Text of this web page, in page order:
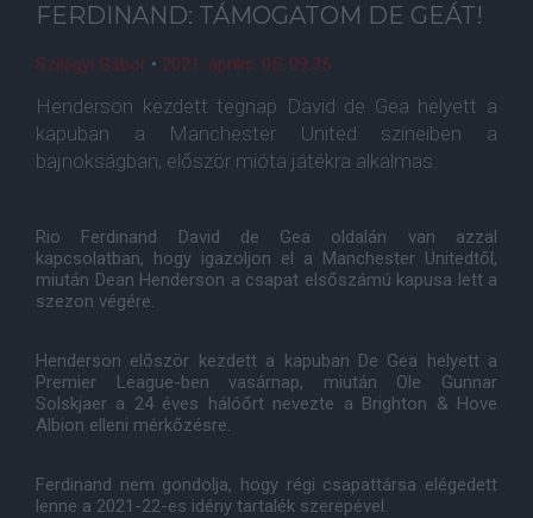
FERDINAND: TÁMOGATOM DE GEÁT!
Szilágyi Gábor • 2021. április. 05. 09:35
Henderson kezdett tegnap David de Gea helyett a
kapuban a Manchester United színeiben a
bajnokságban, először mióta játékra alkalmas.
Rio Ferdinand David de Gea oldalán van azzal
kapcsolatban, hogy igazoljon el a Manchester Unitedtől,
miután Dean Henderson a csapat elsőszámú kapusa lett a
szezon végére.
Henderson először kezdett a kapuban De Gea helyett a
Premier League-ben vasárnap, miután Ole Gunnar
Solskjaer a 24 éves hálóőrt nevezte a Brighton & Hove
Albion elleni mérkőzésre.
Ferdinand nem gondolja, hogy régi csapattársa elégedett
lenne a 2021-22-es idény tartalék szerepével.